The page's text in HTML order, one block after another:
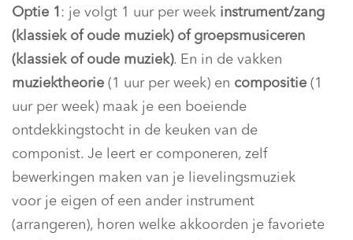
Optie 1 : je volgt 1 uur per week instrument/zang
(klassiek of oude muziek) of groepsmusiceren
(klassiek of oude muziek). En in de vakken
muziektheorie (1 uur per week) en compositie (1
uur per week) maak je een boeiende
ontdekkingstocht in de keuken van de
componist. Je leert er componeren, zelf
bewerkingen maken van je lievelingsmuziek
voor je eigen of een ander instrument
(arrangeren), horen welke akkoorden je favoriete